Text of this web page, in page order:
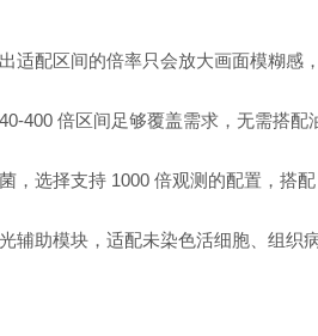
配区间的倍率只会放大画面模糊感
倍区间足够覆盖需求，无需搭配
择支持 1000 倍观测的配置，搭配
助模块，适配未染色活细胞、组织病